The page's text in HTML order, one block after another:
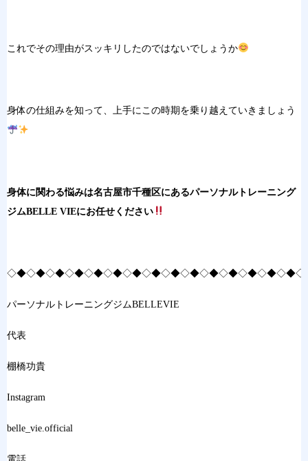
これでその理由がス ッキリしたのではないでしょうか
身体の仕組みを知って、上手にこの時期を乗り越え ていきましょう
身体に関わる悩みは名古屋市千種区にあるパーソナルトレーニング
ジムBELLE VIEにお任せください
パーソナルトレーニングジムBELLEVIE
代表
棚橋功貴
Instagram
belle_vie.official